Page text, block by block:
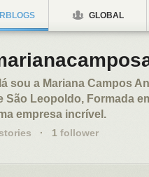
GLOBAL
sou a Mariana Campos
São Leopoldo, Formada
empresa incrível.
stories · 1 follower